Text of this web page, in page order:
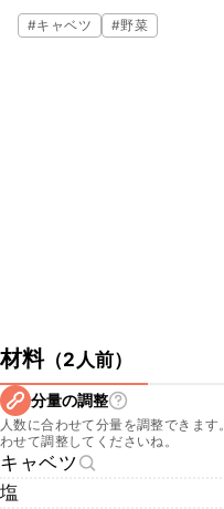
すので、是非お試し下さい。
#キャベツ #野菜
材料（2人前）
分量の調整
人数に合わせて分量を調整できま
わせて調整してくださいね。
キャベツ
塩